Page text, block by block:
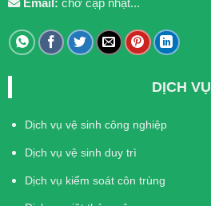
DỊCH VỤ
Dịch vụ vệ sinh công nghiệp
Dịch vụ vệ sinh duy trì
Dịch vụ kiểm soát côn trùng